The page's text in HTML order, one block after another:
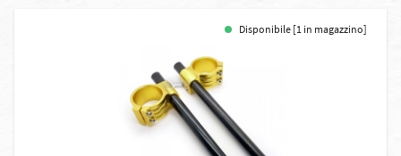
Disponibile [1 in magazzino]